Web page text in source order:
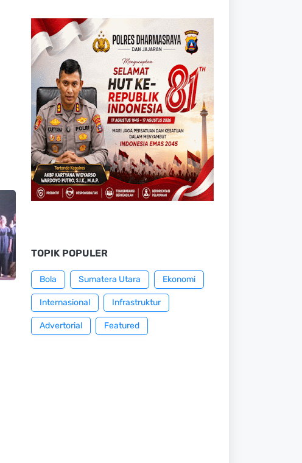
TOPIK POPULER
Bola Sumatera Utara Ekonomi
Internasional Infrastruktur
Advertorial Featured